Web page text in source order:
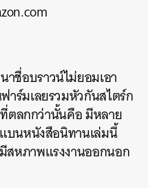
าชื่อบราวน์ไม่ยอมเอา
ร์มเลยรวมหัวกันสไตร์ก
ที่ตลกกว่านั้นคือ มีหลาย
บนหนังสือนิทานเล่มนี้
สหภาพแรงงานออกนอก